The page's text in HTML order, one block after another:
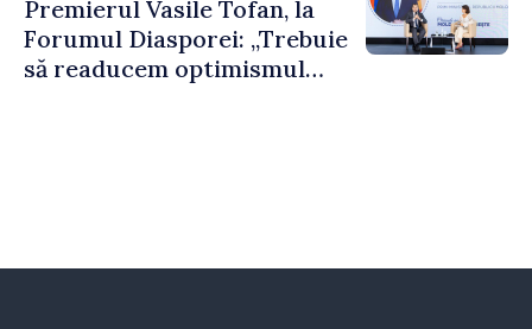
puternice”
Premierul Vasile Tofan, la
Forumul Diasporei: „Trebuie
să readucem optimismul